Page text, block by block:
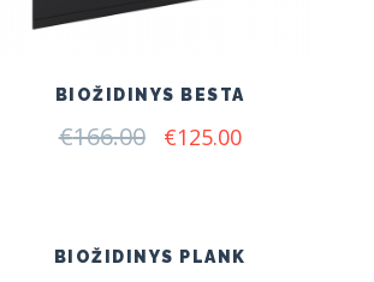
BIOŽIDINYS BESTA
€166.00 Original
€125.00Current
BIOŽIDINYS PLANK